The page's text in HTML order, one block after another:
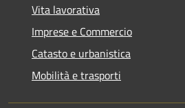
Vita lavorativa
Imprese e Commercio
Catasto e urbanistica
Mobilità e trasporti